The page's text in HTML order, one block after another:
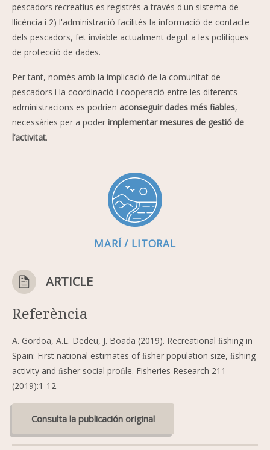
MARÍ / LITORAL
ARTICLE
Referència
A. Gordoa, A.L. Dedeu, J. Boada (2019). Recreational ﬁshing in
Spain: First national estimates of ﬁsher population size, ﬁshing
activity and ﬁsher social proﬁle. Fisheries Research 211
(2019):1-12.
Consulta la publicación original
pescadors recreatius es registrés a través d'un sistema de
llicència i 2) l'administració facilités la informació de contacte
dels pescadors, fet inviable actualment degut a les polítiques
de protecció de dades.
Per tant, només amb la implicació de la comunitat de
pescadors i la coordinació i cooperació entre les diferents
administracions es podrien aconseguir dades més fiables,
necessàries per a poder implementar mesures de gestió de
l’activitat.